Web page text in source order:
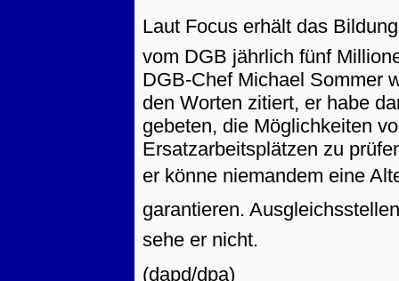
Laut Focus erhält das
vom DGB jährlich fünf
DGB-Chef Michael Sommer
den Worten zitiert, er habe
gebeten, die Möglichkeiten
Ersatzarbeitsplätzen zu
er könne niemandem eine
garantieren.
sehe er nicht.
(dapd/dpa)